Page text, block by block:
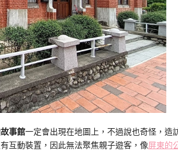
事館一定會出現在地圖上，不過說也奇怪，造
互動裝置，因此無法聚焦親子遊客，像屏東的